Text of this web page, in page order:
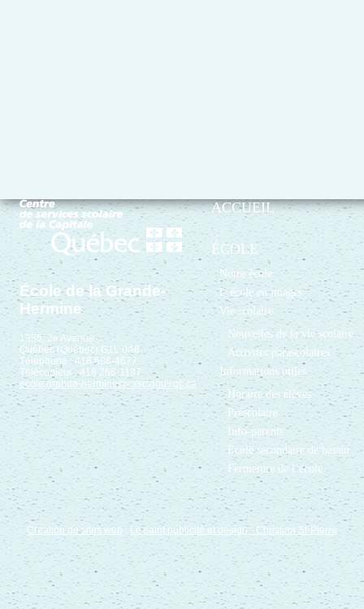
École de la Grande-
Hermine
1355, 2e Avenue
Québec (Québec) G1L 0A6
Téléphone : 418 686-4677
Télécopieur : 418 266-1187
ecole.grande-hermine@cssc.gouv.qc.ca
ACCUEIL
ÉCOLE
Notre école
L’école en images
Vie scolaire
Nouvelles de la vie scolaire
Activités parascolaires
Informations utiles
Horaire des élèves
Préscolaire
Info-parents
École secondaire de bassin
Fermeture de l’école
Création de sites web : Le saint publicité et design - Christian St-Pierre